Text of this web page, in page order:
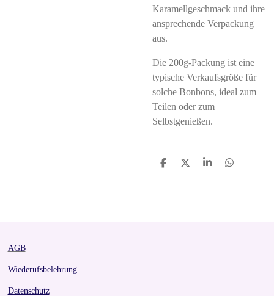
Karamellgeschmack und ihre
ansprechende Verpackung
aus.
Die 200g-Packung ist eine
typische Verkaufsgröße für
solche Bonbons, ideal zum
Teilen oder zum
Selbstgenießen.
S
S
S
S
AGB
Wiederufsbelehrung
Datenschutz